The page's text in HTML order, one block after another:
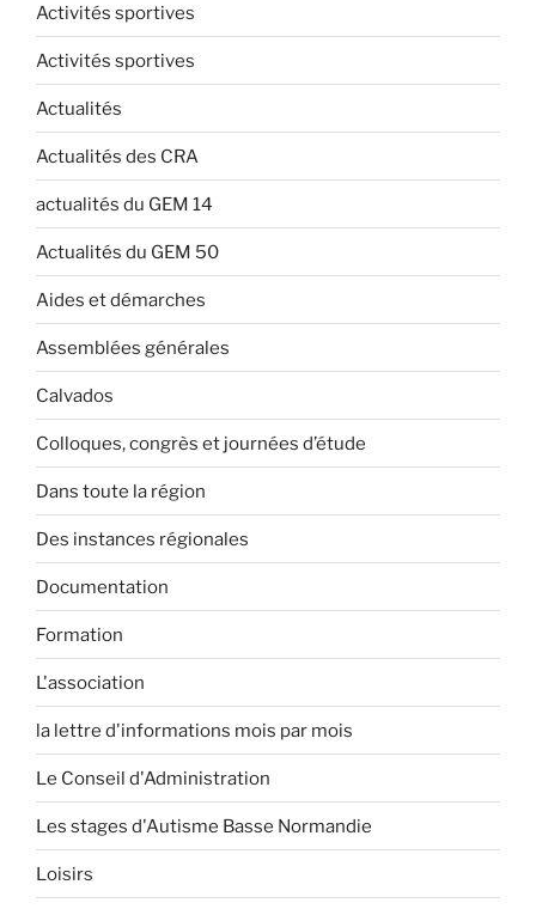
Activités sportives
Activités sportives
Actualités
Actualités des CRA
actualités du GEM 14
Actualités du GEM 50
Aides et démarches
Assemblées générales
Calvados
Colloques, congrès et journées d’étude
Dans toute la région
Des instances régionales
Documentation
Formation
L'association
la lettre d'informations mois par mois
Le Conseil d'Administration
Les stages d'Autisme Basse Normandie
Loisirs